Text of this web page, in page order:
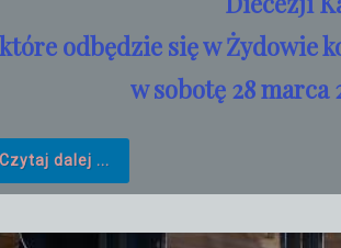
które odbędzie się w Żydowie
w sobotę 28 marca
Czytaj dalej ...